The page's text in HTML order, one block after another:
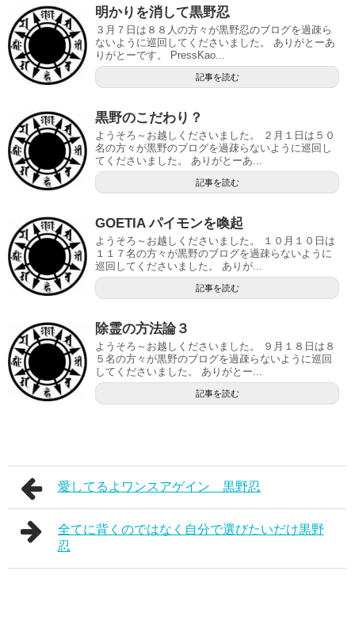
明かりを消して黒野忍
３月７日は８８人の方々が黒野忍のブログを過疎ら
ないように巡回してくださいました。 ありがとーあ
りがとーです。 PressKao...
記事を読む
黒野のこだわり？
ようそろ～お越しくださいました。 ２月１日は５０
名の方々が黒野のブログを過疎らないように巡回し
てくださいました。 ありがとーあ...
記事を読む
GOETIA パイモンを喚起
ようそろ～お越しくださいました。 １０月１０日は
１１７名の方々が黒野のブログを過疎らないように
巡回してくださいました。 ありが...
記事を読む
除霊の方法論３
ようそろ～お越しくださいました。 ９月１８日は８
５名の方々が黒野のブログを過疎らないように巡回
してくださいました。 ありがとー...
記事を読む
愛してるよワンスアゲイン 黒野忍
全てに背くのではなく自分で選びたいだけ黒野
忍